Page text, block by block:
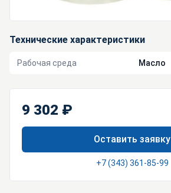
Технические характеристики
Рабочая среда Масло
9 302 ₽
Оставить заявку
+7 (343) 361-85-99